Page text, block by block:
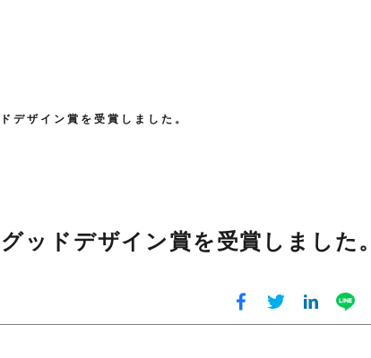
デザイン賞を受賞しました。
ッドデザイン賞を受賞しました。